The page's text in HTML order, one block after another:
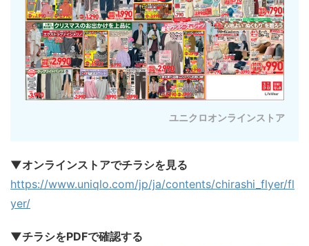
ユニクロオンラインストア
▼オンラインストアでチラシを見る
https://www.uniqlo.com/jp/ja/contents/chirashi_flyer/fl
yer/
▼チラシをPDFで確認する